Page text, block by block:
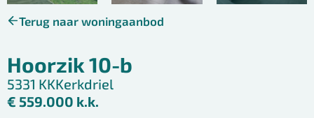
Terug naar woningaanbod
Hoorzik 10-b
5331 KKKerkdriel
€ 559.000 k.k.